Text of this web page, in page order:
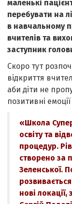
маленькі
перебувати на
в навчальному
вчителів та
заступник
Скоро тут
відкриття
аби діти не
позитивні
«Школа
освіту та
процедур.
створено за
Зеленської.
нові